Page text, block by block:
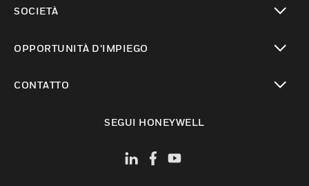
SOCIETÀ
OPPORTUNITÀ D’IMPIEGO
CONTATTO
SEGUI HONEYWELL